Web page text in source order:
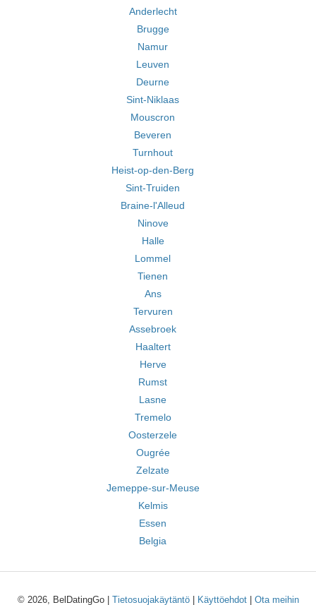
Anderlecht
Brugge
Namur
Leuven
Deurne
Sint-Niklaas
Mouscron
Beveren
Turnhout
Heist-op-den-Berg
Sint-Truiden
Braine-l'Alleud
Ninove
Halle
Lommel
Tienen
Ans
Tervuren
Assebroek
Haaltert
Herve
Rumst
Lasne
Tremelo
Oosterzele
Ougrée
Zelzate
Jemeppe-sur-Meuse
Kelmis
Essen
Belgia
© 2026, BelDatingGo | Tietosuojakäytäntö| Käyttöehdot| Ota meihin